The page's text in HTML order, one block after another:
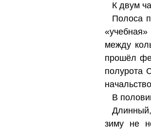
К двум
Полоса
между
прошёл
полурота
В
зиму не